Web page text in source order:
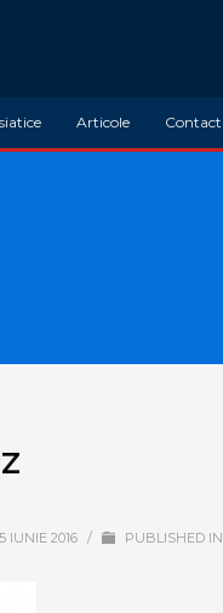
Articole Contact
IUNIE 2016 / PUBLISHED IN